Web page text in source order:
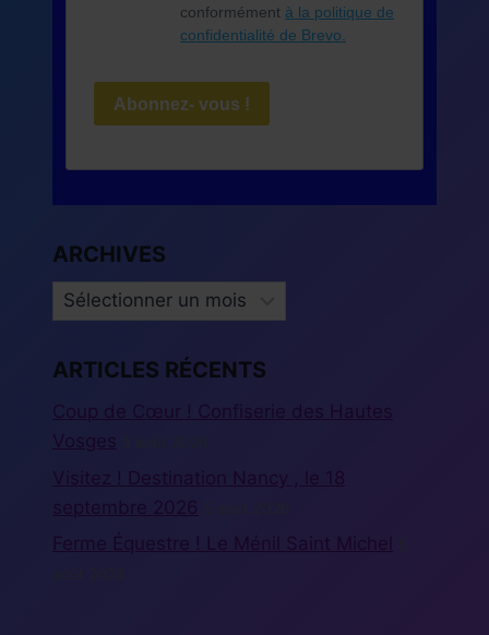
conformément à la politique de
confidentialité de Brevo.
Abonnez- vous !
ARCHIVES
ARCHIVES
ARTICLES RÉCENTS